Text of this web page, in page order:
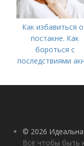
Как избавиться
постакне. Как
бороться с
последствиями
© 2026
Всё чтобы быть